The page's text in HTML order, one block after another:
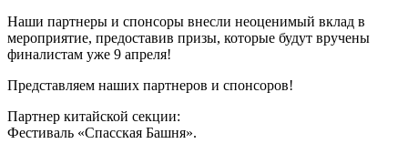
Наши партнеры и спонсоры внесли неоценимый вклад в
мероприятие, предоставив призы, которые будут вручены
финалистам уже 9 апреля!
Представляем наших партнеров и спонсоров!
Партнер китайской секции:
Фестиваль «Спасская Башня».